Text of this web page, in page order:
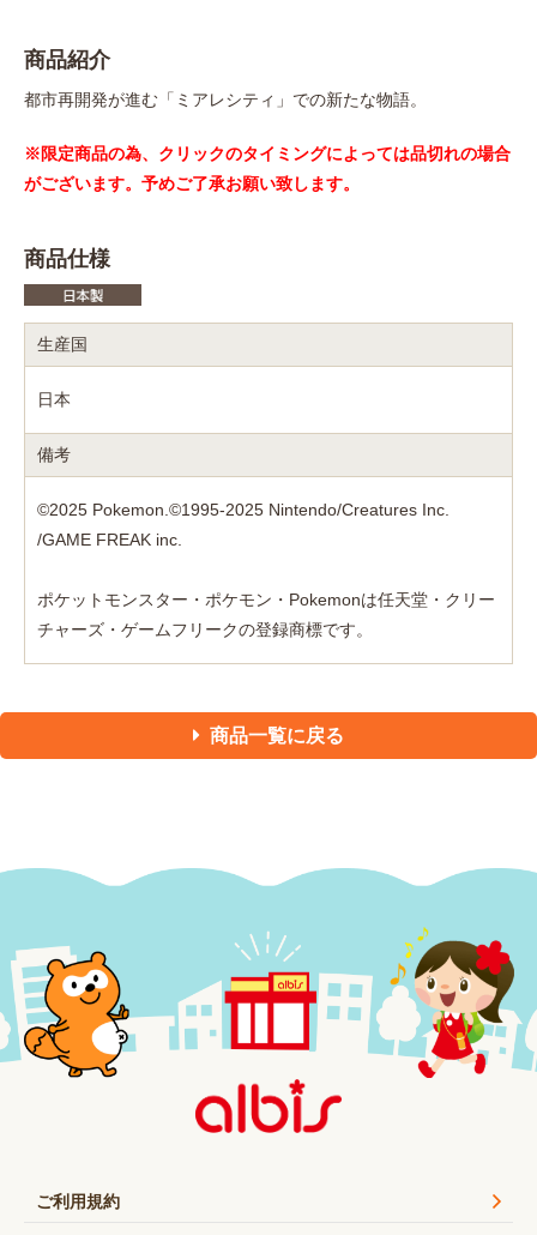
商品紹介
都市再開発が進む「ミアレシティ」での新たな物語。
※限定商品の為、クリックのタイミングによっては品切れの場合
がございます。予めご了承お願い致します。
商品仕様
生産国
日本
備考
©2025 Pokemon.©1995-2025 Nintendo/Creatures Inc.
/GAME FREAK inc.
ポケットモンスター・ポケモン・Pokemonは任天堂・クリー
チャーズ・ゲームフリークの登録商標です。
商品一覧に戻る
ご利用規約